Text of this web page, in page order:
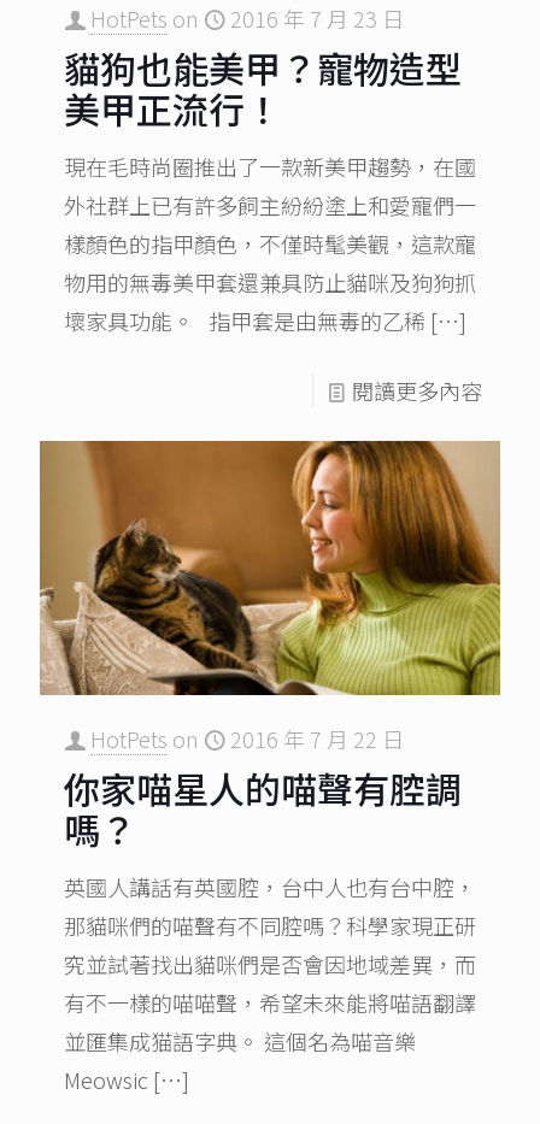
HotPets on 2016 年 7 月 23 日
貓狗也能美甲？寵物造型
美甲正流行！
現在毛時尚圈推出了一款新美甲趨勢，在國
外社群上已有許多飼主紛紛塗上和愛寵們一
樣顏色的指甲顏色，不僅時髦美觀，這款寵
物用的無毒美甲套還兼具防止貓咪及狗狗抓
壞家具功能。 指甲套是由無毒的乙稀 […]
閱讀更多內容
HotPets on 2016 年 7 月 22 日
你家喵星人的喵聲有腔調
嗎？
英國人講話有英國腔，台中人也有台中腔，
那貓咪們的喵聲有不同腔嗎？科學家現正研
究並試著找出貓咪們是否會因地域差異，而
有不一樣的喵喵聲，希望未來能將喵語翻譯
並匯集成猫語字典。 這個名為喵音樂
Meowsic […]